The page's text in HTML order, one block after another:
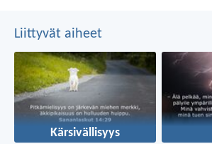
Liittyvät aiheet
Kärsivällisyys